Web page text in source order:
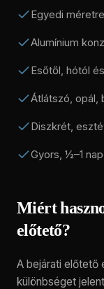
Egyedi
Alumínium
Esőtől, hótól
Átlátszó, opál,
Diszkrét,
Gyors, ½–1
Miért
előtető?
A bejárati előtető
különbséget